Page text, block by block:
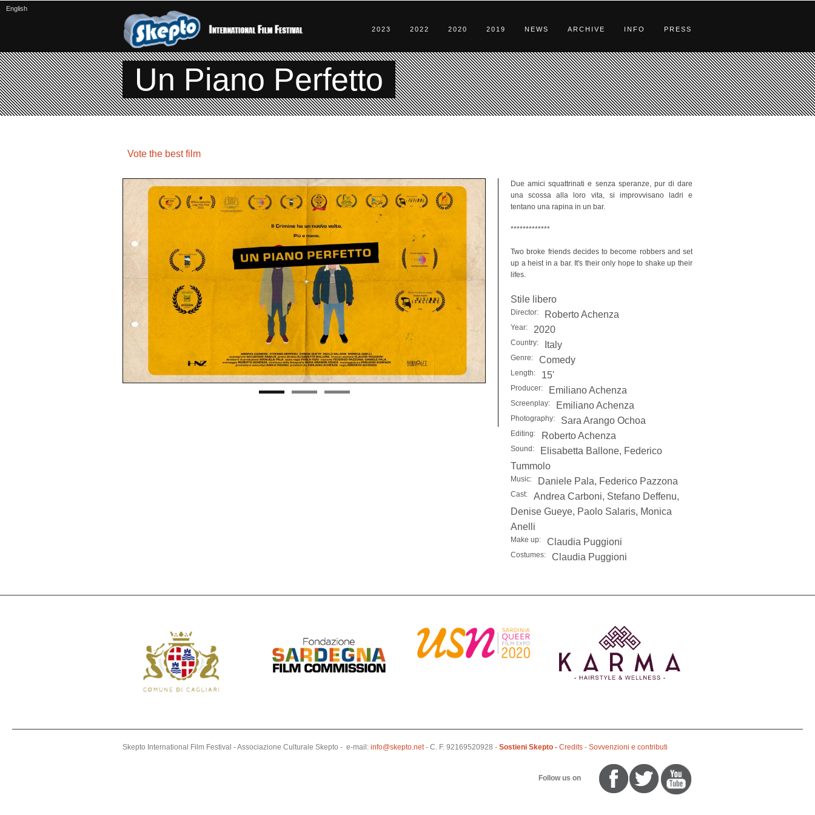
2023 2022 2020 2019 NEWS ARCHIVE INFO PRESS
Un Piano Perfetto
Vote the best film
Due amici squattrinati e senza speranze, pur di dare
una scossa alla loro vita, si improvvisano ladri e
tentano una rapina in un bar.
*************
Two broke friends decides to become robbers and set
up a heist in a bar. It's their only hope to shake up their
lifes.
Stile libero
Director: Roberto Achenza
Year: 2020
Country: Italy
Genre: Comedy
Length: 15'
Producer: Emiliano Achenza
Screenplay: Emiliano Achenza
Photography: Sara Arango Ochoa
Editing: Roberto Achenza
Sound:
Elisabetta Ballone, Federico
Tummolo
Music: Daniele Pala, Federico Pazzona
Cast:
Andrea Carboni, Stefano Deffenu,
Denise Gueye, Paolo Salaris, Monica
Anelli
Make up: Claudia Puggioni
Costumes: Claudia Puggioni
Skepto International Film Festival - Associazione Culturale Skepto - e-mail: info@skepto.net- C. F. 92169520928 - Sostieni Skepto - Credits - Sovvenzioni e contributi
Follow us on
English